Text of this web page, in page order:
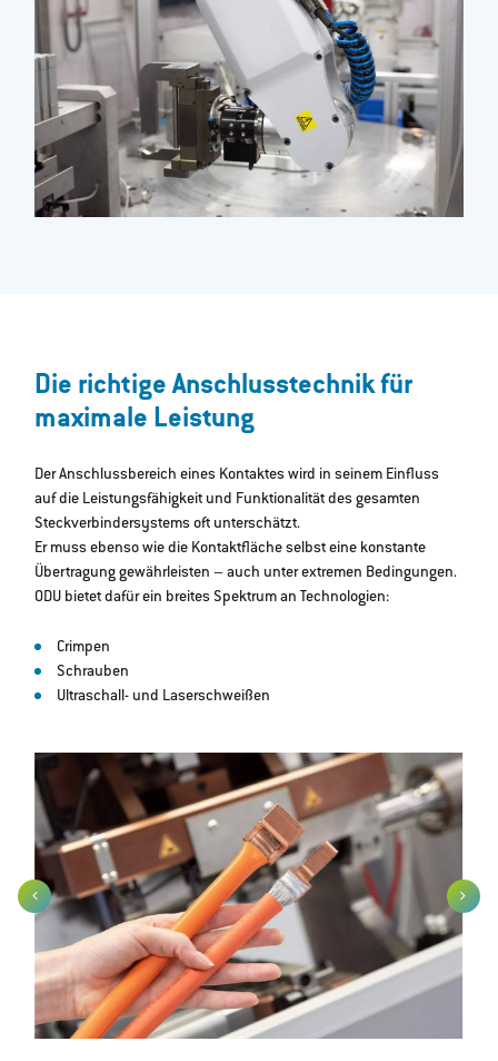
Die richtige Anschlusstechnik für
maximale Leistung
Der Anschlussbereich eines Kontaktes wird in seinem Einfluss
auf die Leistungsfähigkeit und Funktionalität des gesamten
Steckverbindersystems oft unterschätzt.
Er muss ebenso wie die Kontaktfläche selbst eine konstante
Übertragung gewährleisten – auch unter extremen Bedingungen.
ODU bietet dafür ein breites Spektrum an Technologien:
Crimpen
Schrauben
Ultraschall- und Laserschweißen